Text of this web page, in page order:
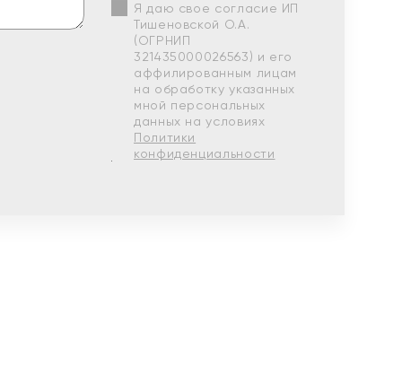
Я даю свое согласие ИП
Тишеновской О.А.
(ОГРНИП
321435000026563) и его
аффилированным лицам
на обработку указанных
мной персональных
данных на условиях
Политики
конфиденциальности